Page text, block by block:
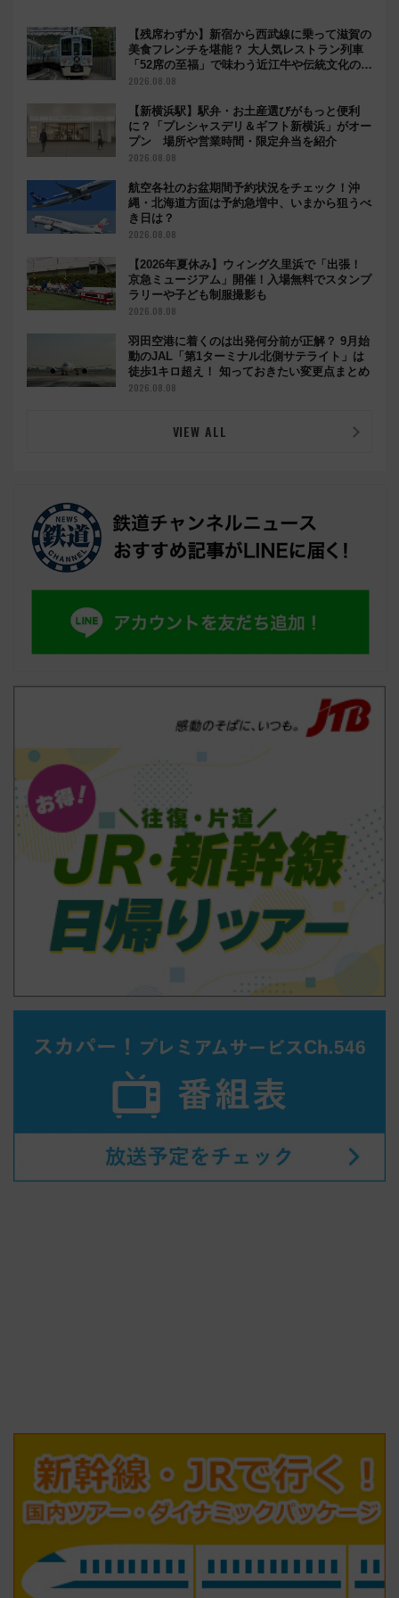
【残席わずか】新宿から西武線に乗って滋賀の
美食フレンチを堪能？ 大人気レストラン列車
「52席の至福」で味わう近江牛や伝統文化の特
別コラボ
2026.08.08
【新横浜駅】駅弁・お土産選びがもっと便利
に？「プレシャスデリ＆ギフト新横浜」がオー
プン 場所や営業時間・限定弁当を紹介
2026.08.08
航空各社のお盆期間予約状況をチェック！沖
縄・北海道方面は予約急増中、いまから狙うべ
き日は？
2026.08.08
【2026年夏休み】ウィング久里浜で「出張！
京急ミュージアム」開催！入場無料でスタンプ
ラリーや子ども制服撮影も
2026.08.08
羽田空港に着くのは出発何分前が正解？ 9月始
動のJAL「第1ターミナル北側サテライト」は
徒歩1キロ超え！ 知っておきたい変更点まとめ
2026.08.08
VIEW ALL